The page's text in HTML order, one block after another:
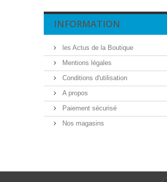
INFORMATION
les Actus de la Boutique
Mentions légales
Conditions d'utilisation
A propos
Paiement sécurisé
Nos magasins